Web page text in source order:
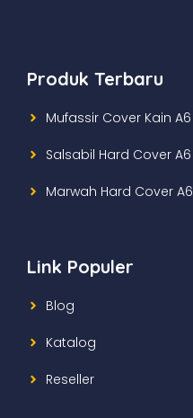
Produk Terbaru
Mufassir Cover Kain A6
Salsabil Hard Cover A6
Marwah Hard Cover A6
Link Populer
Blog
Katalog
Reseller